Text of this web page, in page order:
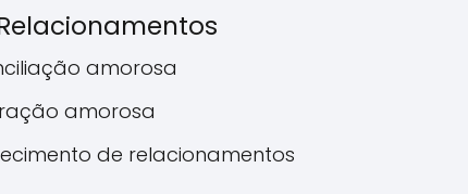
amorosa
amorosa
de relacionamentos